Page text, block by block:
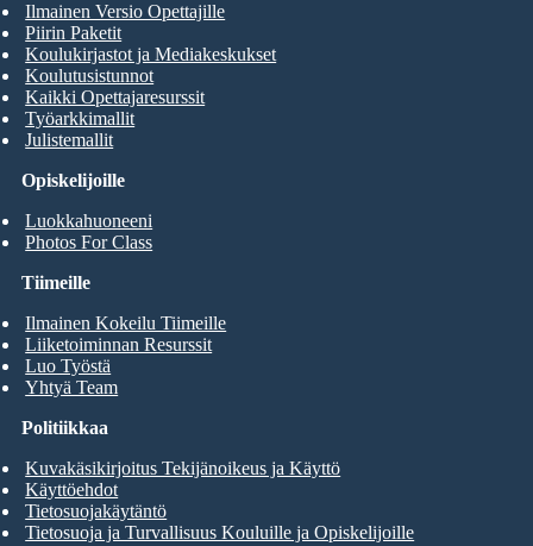
Opiskelijoille
Luokkahuoneeni
Photos For Class
Ilmainen Versio Opettajille
Piirin Paketit
Koulukirjastot ja Mediakeskukset
Koulutusistunnot
Kaikki Opettajaresurssit
Työarkkimallit
Julistemallit
Tiimeille
Ilmainen Kokeilu Tiimeille
Liiketoiminnan Resurssit
Luo Työstä
Yhtyä Team
Politiikkaa
Kuvakäsikirjoitus Tekijänoikeus ja Käyttö
Käyttöehdot
Tietosuojakäytäntö
Tietosuoja ja Turvallisuus Kouluille ja Opiskelijoille